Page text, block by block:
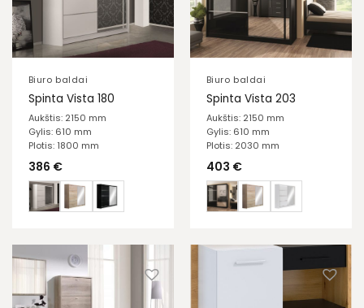
Biuro baldai
Spinta Vista 180
Aukštis: 2150 mm
Gylis: 610 mm
Plotis: 1800 mm
386 €
Biuro baldai
Spinta Vista 203
Aukštis: 2150 mm
Gylis: 610 mm
Plotis: 2030 mm
403 €